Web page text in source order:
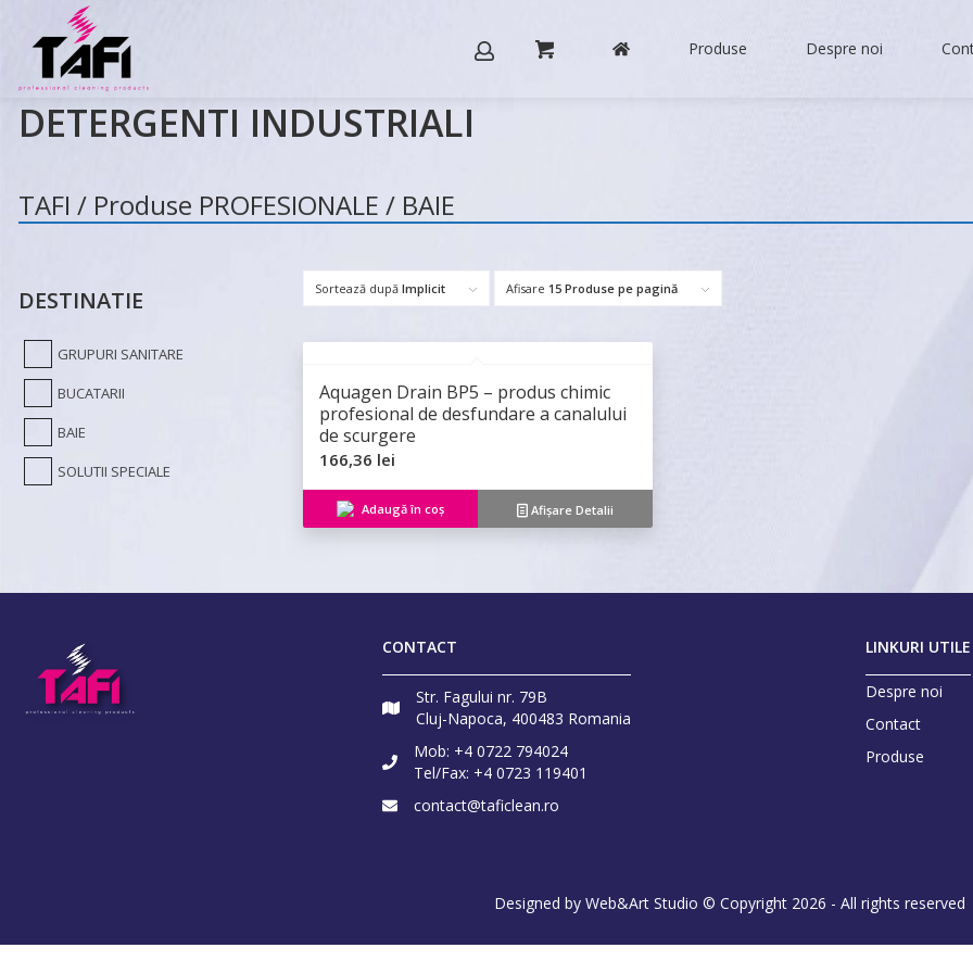
Produse Despre noi
DETERGENTI INDUSTRIALI
TAFI / Produse PROFESIONALE / BAIE
Sortează după Implicit Afisare 15 Produse pe pagină
Aquagen Drain BP5 – produs chimic
profesional de desfundare a canalului
de scurgere
166,36 lei
Adaugă în coș Afișare Detalii
DESTINATIE
GRUPURI SANITARE
BUCATARII
BAIE
SOLUTII SPECIALE
CONTACT
Str. Fagului nr. 79B
Cluj-Napoca, 400483 Romania
Mob: +4 0722 794024
Tel/Fax: +4 0723 119401
contact@taficlean.ro
LINKURI UTILE
Despre noi
Contact
Produse
Designed by Web&Art Studio © Copyright 2026 - All rights reserved